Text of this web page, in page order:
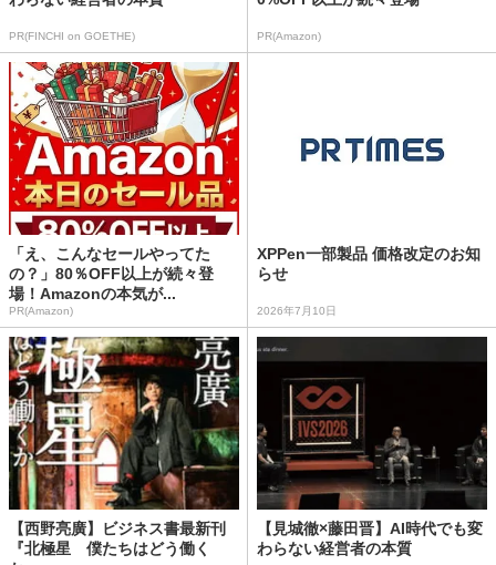
PR(FINCHI on GOETHE) PR(Amazon)
「え、こんなセールやってた
の？」80％OFF以上が続々登
場！Amazonの本気が...
PR(Amazon)
XPPen一部製品 価格改定のお知
らせ
2026年7月10日
【西野亮廣】ビジネス書最新刊
『北極星 僕たちはどう働く
【見城徹×藤田晋】AI時代でも変
わらない経営者の本質